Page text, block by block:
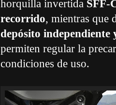
horquilla invertida SFF-
recorrido, mientras que
depósito
permiten regular la
condiciones de uso.